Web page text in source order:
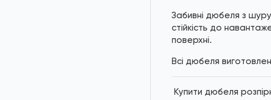
Забивні дюбеля з
стійкість до
поверхні.
Всі дюбеля
Купити дюбеля